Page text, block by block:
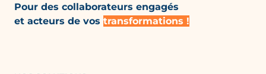
Pour des collaborateurs engagés
et acteurs de vos transformations !